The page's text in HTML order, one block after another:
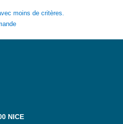
EN
moins de critères.
NICE